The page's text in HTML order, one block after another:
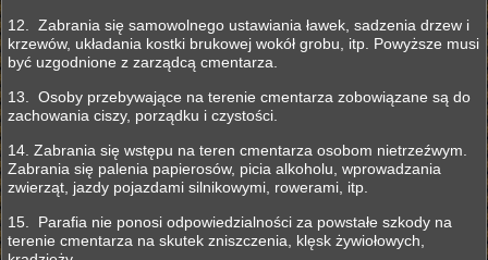
12. Zabrania się samowolnego ustawiania ławek, sadzenia drzew i
krzewów, układania kostki brukowej wokół grobu, itp. Powyższe musi
być uzgodnione z zarządcą cmentarza.
13. Osoby przebywające na terenie cmentarza zobowiązane są do
zachowania ciszy, porządku i czystości.
14. Zabrania się wstępu na teren cmentarza osobom nietrzeźwym.
Zabrania się palenia papierosów, picia alkoholu, wprowadzania
zwierząt, jazdy pojazdami silnikowymi, rowerami, itp.
15. Parafia nie ponosi odpowiedzialności za powstałe szkody na
terenie cmentarza na skutek zniszczenia, klęsk żywiołowych,